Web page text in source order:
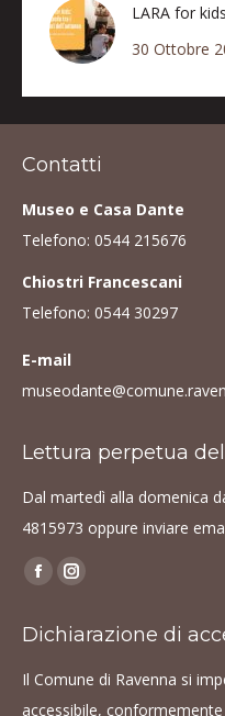
LARA for
30 Ottobre
Contatti
Museo e Casa Dante
Telefono: 0544 215676
Chiostri Francescani
Telefono: 0544 30297
E-mail
Lettura perpetua
Dal martedì alla domenica
4815973 oppure inviare
Find us on:
Facebook
opens
Instagram
opens
Dichiarazione di
Il Comune di Ravenna si
accessibile,